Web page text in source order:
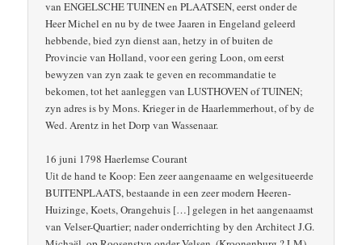
van ENGELSCHE TUINEN en PLAATSEN, eerst onder de
Heer Michel en nu by de twee Jaaren in Engeland geleerd
hebbende, bied zyn dienst aan, hetzy in of buiten de
Provincie van Holland, voor een gering Loon, om eerst
bewyzen van zyn zaak te geven en recommandatie te
bekomen, tot het aanleggen van LUSTHOVEN of TUINEN;
zyn adres is by Mons. Krieger in de Haarlemmerhout, of by de
Wed. Arentz in het Dorp van Wassenaar.
16 juni 1798 Haerlemse Courant
Uit de hand te Koop: Een zeer aangenaame en welgesitueerde
BUITENPLAATS, bestaande in een zeer modern Heeren-
Huizinge, Koets, Orangehuis […] gelegen in het aangenaamst
van Velser-Quartier; nader onderrichting by den Architect J.G.